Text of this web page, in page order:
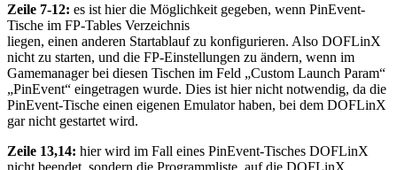
Zeile 7-12: es ist hier die Möglichkeit gegeben, wenn PinEvent-
Tische im FP-Tables Verzeichnis
liegen, einen anderen Startablauf zu konfigurieren. Also DOFLinX
nicht zu starten, und die FP-Einstellungen zu ändern, wenn im
Gamemanager bei diesen Tischen im Feld „Custom Launch Param“
„PinEvent“ eingetragen wurde. Dies ist hier nicht notwendig, da die
PinEvent-Tische einen eigenen Emulator haben, bei dem DOFLinX
gar nicht gestartet wird.
Zeile 13,14: hier wird im Fall eines PinEvent-Tisches DOFLinX
nicht beendet, sondern die Programmliste, auf die DOFLinX